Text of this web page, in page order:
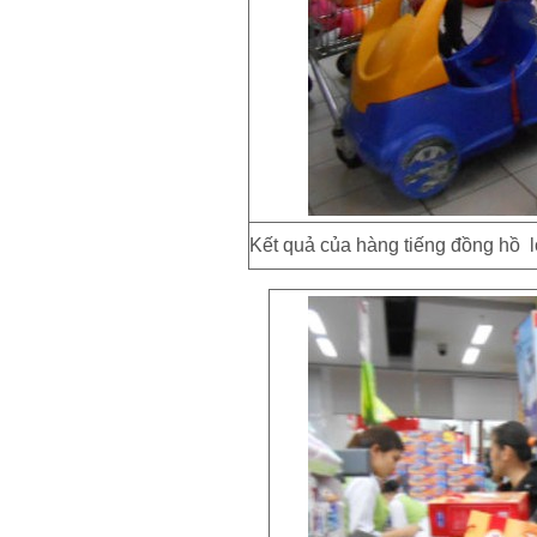
Kết quả của hàng tiếng đồng hồ